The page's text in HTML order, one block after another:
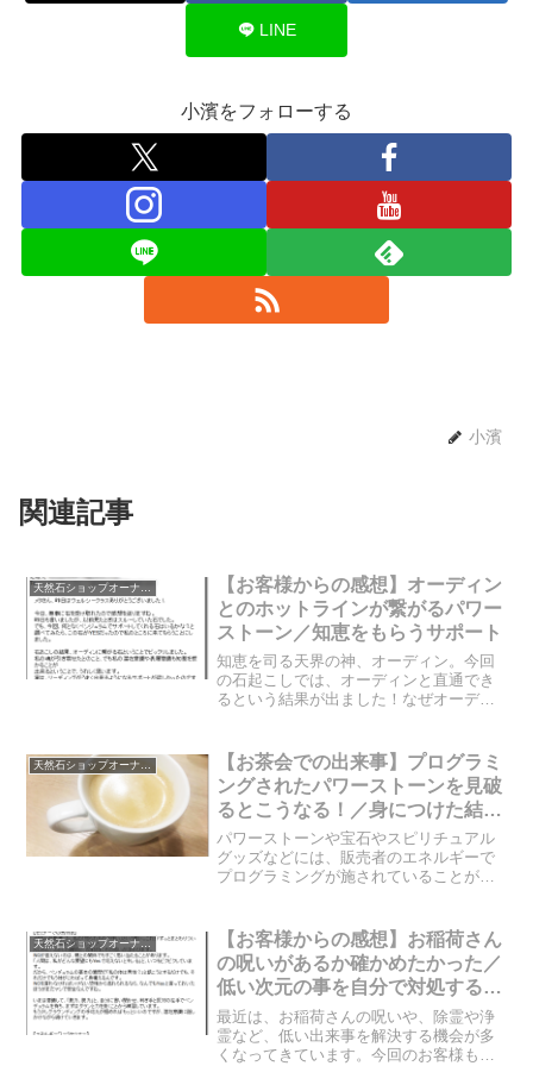
LINE
小濱をフォローする
小濱
関連記事
【お客様からの感想】オーディン
とのホットラインが繋がるパワー
ストーン／知恵をもらうサポート
知恵を司る天界の神、オーディン。今回
の石起こしでは、オーディンと直通でき
るという結果が出ました！なぜオーディ
掲載していますので、ご覧ください☆
天然石ショップオーナーのブログ
【お茶会での出来事】プログラミ
ングされたパワーストーンを見破
るとこうなる！／身につけた結
果…
パワーストーンや宝石やスピリチュアル
グッズなどには、販売者のエネルギーで
プログラミングが施されていることがあ
られ、自分が自分では無くなっている状
態になっておられました。...
天然石ショップオーナーのブログ
【お客様からの感想】お稲荷さん
の呪いがあるか確かめたかった／
低い次元の事を自分で対処するた
めに
最近は、お稲荷さんの呪いや、除霊や浄
霊など、低い出来事を解決する機会が多
くなってきています。今回のお客様も、